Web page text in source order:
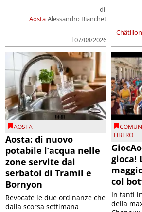
Aosta
di
Alessandro Bianchet
il 07/08/2026
Châtillon
AOSTA
Aosta: di nuovo
potabile l’acqua nelle
zone servite dai
serbatoi di Tramil e
Bornyon
Revocate le due ordinanze che
dalla scorsa settimana
LIBERO
gioca!
col
In tanti
della